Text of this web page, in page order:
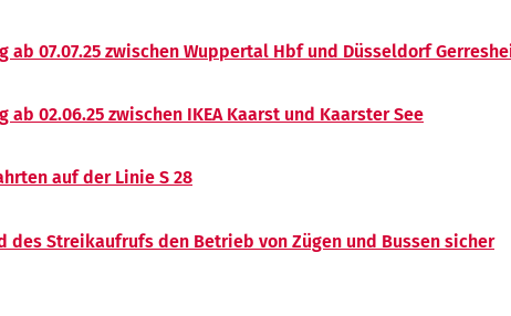
07.07.25 zwischen Wuppertal Hbf und Düsseldorf
02.06.25 zwischen IKEA Kaarst und Kaarster See
auf der Linie S 28
des Streikaufrufs den Betrieb von Zügen und Bussen sicher